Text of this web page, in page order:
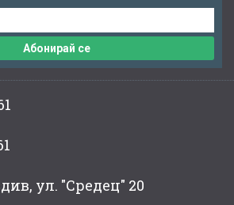
Абонирай се
ул. "Средец" 20